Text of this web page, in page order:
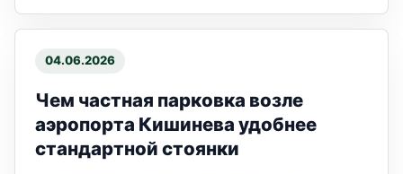
04.06.2026
Чем частная парковка возле
аэропорта Кишинева удобнее
стандартной стоянки